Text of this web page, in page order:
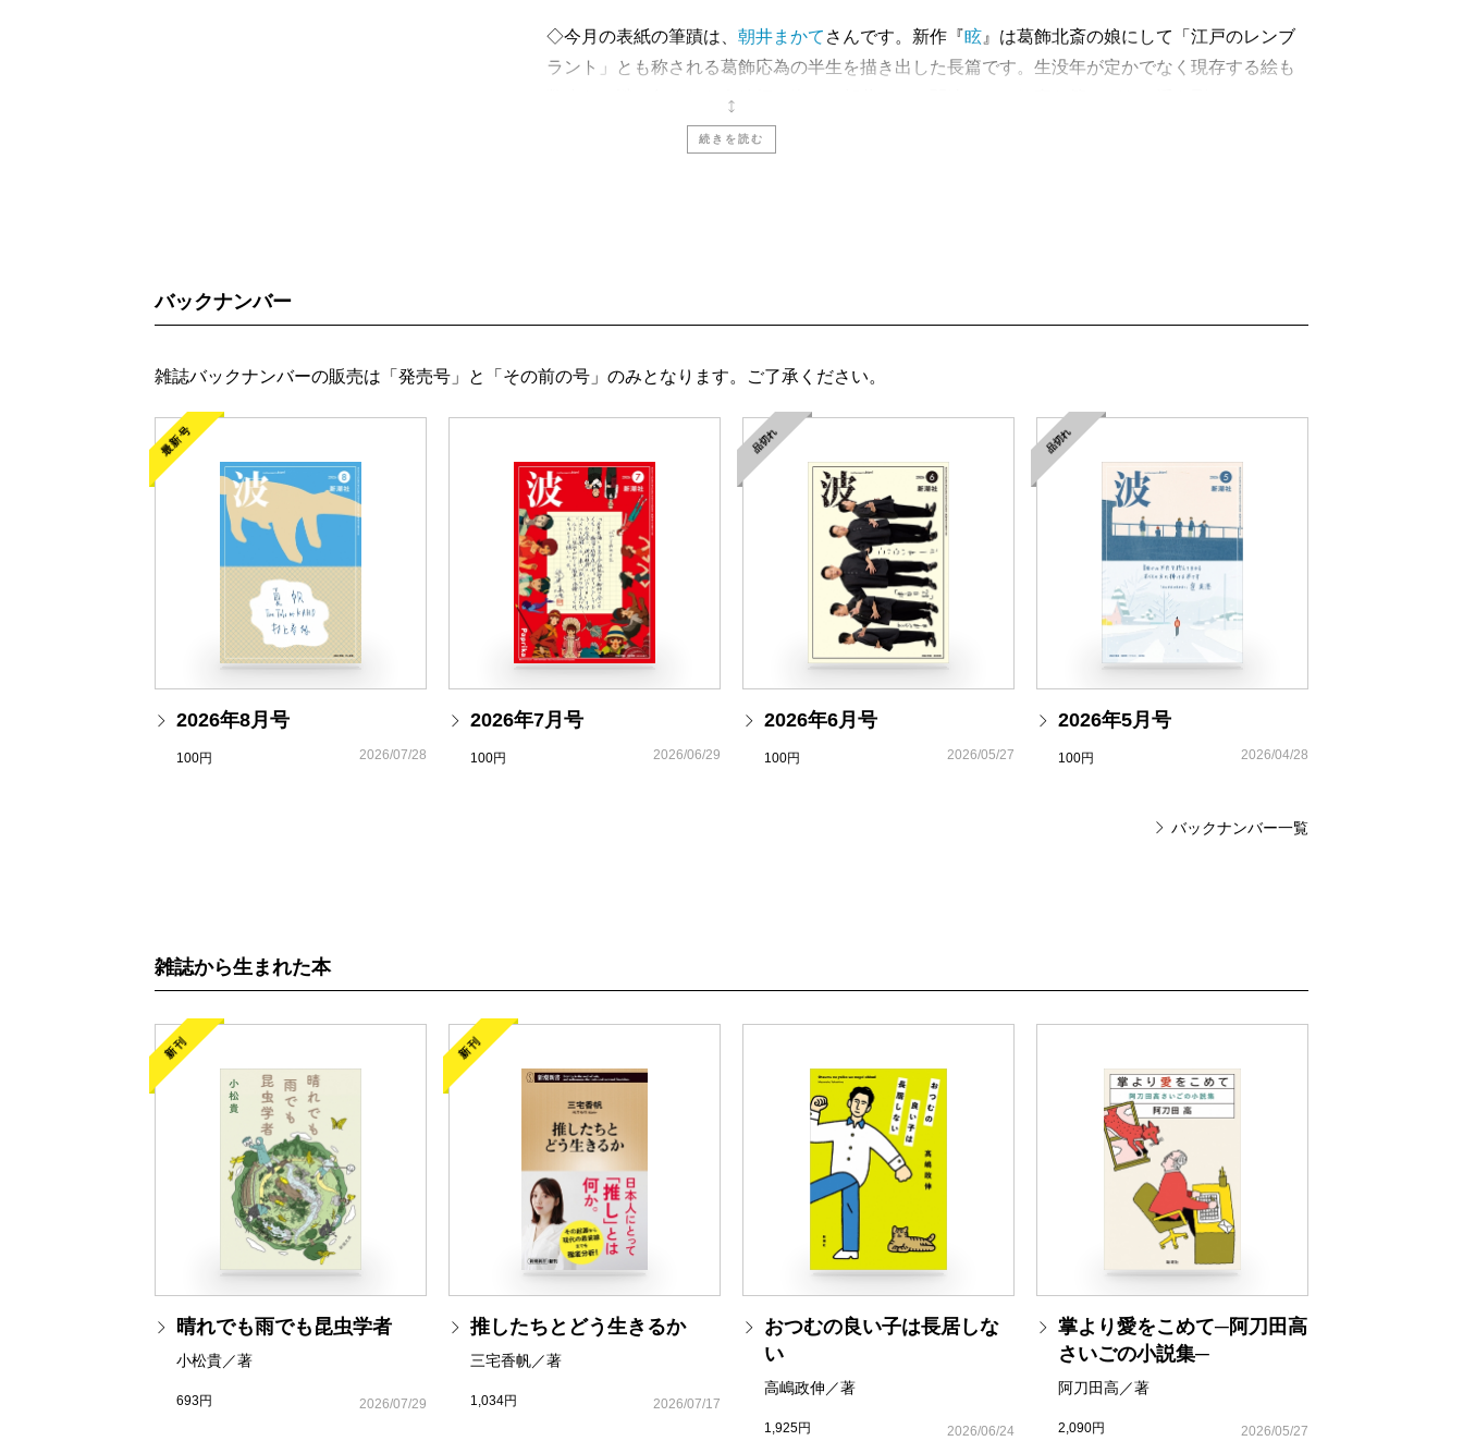
岩村充『中央銀行が終わる日―ビットコインと通貨の未来―』
gan～』
ジョンソン祥子／写真がくれたもの
はるな檸檬『れもん、うむもん！――そして、ママになる――』
東村アキコ／超革新的、マタニティーブルー漫画！
野地秩嘉『サービスの達人たち―究極のおもてなし―』
野地秩嘉／サービスとは技術
吉野嘉高『フジテレビはなぜ凋落したのか』
吉野嘉高／栄光と衰退のフジテレビ物語
［池澤夏樹『詩のなぐさめ』、堀江敏幸『その姿の消し方』刊行記念
とんぼの本編集室だより
新連載 ミランダ・ジュライ(岸本佐知子訳)／最初の悪い男
新連載 山下洋輔／猛老猫の逆襲 山下洋輔旅日記
荒山 徹／歴史の極意・小説の奥儀 第13回
津村記久子／やりなおし世界文学 第23回
瀧井朝世／サイン、コサイン、偏愛レビュー 第73回
大澤真幸／山崎豊子の〈男〉 第2回
◇今月の表紙の筆蹟は、 朝井まかて さんです。新作『眩 』は葛飾北斎の娘にして「江戸のレンブ
ラント」とも称される葛飾応為の半生を描き出した長篇です。生没年が定かでなく現存する絵も
数少ない謎に包まれた女絵師の姿を、朝井さんは闊達にして細密な筆さばきで浮き彫りにしまし
た。父北斎のほか渓斎英泉、曲亭馬琴、為永春水ら江戸時代後期の文人墨客たちが物語を彩り、
丁寧な時代考証が江戸の下町へといざなってくれます。また、応為が絵組みを考え彩色をほどこ
ならないのよ――乃南アサさんの長篇小説『
大戦と戦後とは何かを問う作品が次々と刊行されている。その中でも出色」（「大波小波」東京
新聞・8月20日夕刊）など、各紙誌で高い評価を得ましたが、このほど第66回芸術選奨文部科学
大臣賞を受賞しました。戦後の「裏面史」に押し込められ、タブーのごとく扱われてきたＲＡＡ
（特殊慰安施設協会）。その異様な施設には、日本という国がいわば性の防波堤として進駐軍の
兵士たちに差し出した女性が集まっていました。苛酷な日々をおくる彼女たちの姿を、ＲＡＡで
通訳として働く母を持つ14歳の少女の視線で描き出したこの大作からは、「変わり身の早い日本
人の情けない姿と逞しさ」（池上冬樹氏、日本経済新聞・9月20日）がまざまざと伝わってきま
す。
http://www.shinchosha.co.jp/
http://www.shinchosha.co.jp/murakamishibata/
続きを読む
バックナンバー
雑誌バックナンバーの販売は「発売号」と「その前の号」のみとなります。ご了承ください。
最新号
2026年8月号
100円 2026/07/28
2026年7月号
100円 2026/06/29
品切れ
2026年6月号
100円 2026/05/27
品切れ
2026年5月号
100円 2026/04/28
バックナンバー一覧
雑誌から生まれた本
新刊
晴れでも雨でも昆虫学者
小松貴／著
693円 2026/07/29
新刊
推したちとどう生きるか
三宅香帆／著
1,034円 2026/07/17
おつむの良い子は長居しな
い
高嶋政伸／著
1,925円 2026/06/24
掌より愛をこめて─阿刀田高
さいごの小説集─
阿刀田高／著
2,090円 2026/05/27